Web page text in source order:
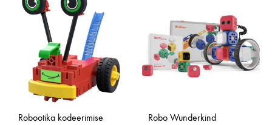
Robootika kodeerimise
Robo Wunderkind